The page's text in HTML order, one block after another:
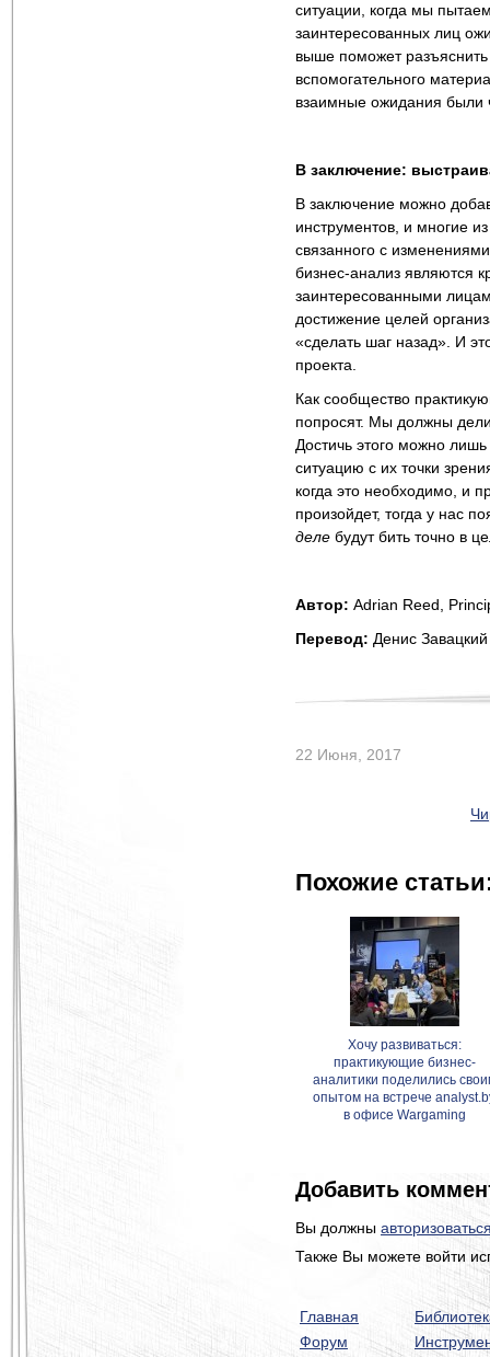
ситуации, когда мы
заинтересованных лиц
выше поможет разъяснить
вспомогательного
взаимные ожидания были
В заключение:
В заключение можно
инструментов, и многие
связанного с
бизнес-анализ являются
заинтересованными
достижение целей
«сделать шаг назад». И
проекта.
Как сообщество
попросят. Мы должны
Достичь этого можно
ситуацию с их точки
когда это необходимо, и
произойдет, тогда у нас
деле будут бить точно в
Автор: Adrian Reed,
Перевод: Денис Завацкий
22 Июня, 2017
Похожие
Хочу развиваться:
практикующие бизнес-
аналитики поделились
опытом на встрече
в офисе Wargaming
Добавить
Вы должны
Также Вы можете войти
Главная
Форум